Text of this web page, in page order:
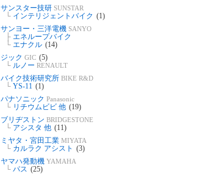
サンスター技研 SUNSTAR
└ インテリジェントバイク (1)
サンヨー・三洋電機 SANYO
├ エネループバイク
└ エナクル (14)
ジック GIC (5)
└ ルノー RENAULT
バイク技術研究所 BIKE R&D
└ YS-11 (1)
パナソニック Panasonic
└ リチウムビビ 他 (19)
ブリヂストン BRIDGESTONE
└ アシスタ 他 (11)
ミヤタ・宮田工業 MIYATA
└ カルラク アシスト (3)
ヤマハ発動機 YAMAHA
└ パス (25)